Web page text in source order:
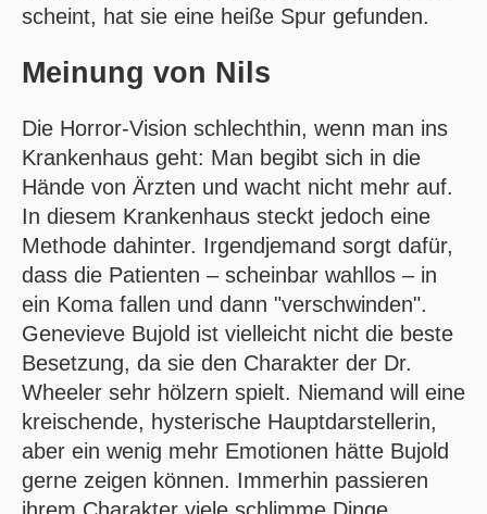
scheint, hat sie eine heiße Spur gefunden.
Meinung von Nils
Die Horror-Vision schlechthin, wenn man ins
Krankenhaus geht: Man begibt sich in die
Hände von Ärzten und wacht nicht mehr auf.
In diesem Krankenhaus steckt jedoch eine
Methode dahinter. Irgendjemand sorgt dafür,
dass die Patienten – scheinbar wahllos – in
ein Koma fallen und dann "verschwinden".
Genevieve Bujold ist vielleicht nicht die beste
Besetzung, da sie den Charakter der Dr.
Wheeler sehr hölzern spielt. Niemand will eine
kreischende, hysterische Hauptdarstellerin,
aber ein wenig mehr Emotionen hätte Bujold
gerne zeigen können. Immerhin passieren